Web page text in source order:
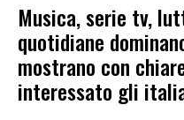
Musica, serie tv,
quotidiane
mostrano con
interessato gli